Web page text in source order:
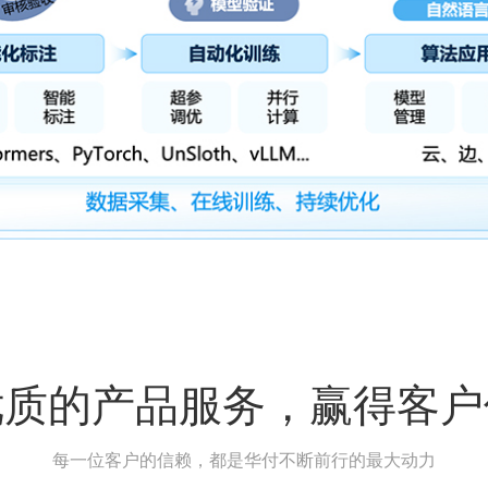
的产品服务，赢得客
每一位客户的信赖，都是华付不断前行的最大动力